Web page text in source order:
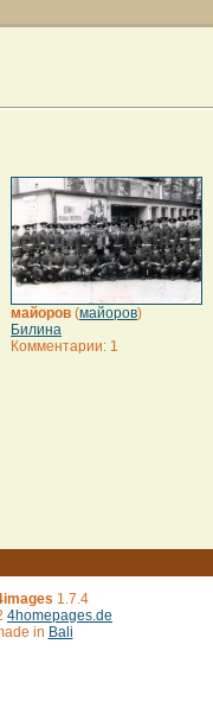
майоров (майоров)
Билина
Комментарии: 1
1.7.4
4homepages.de
in Bali